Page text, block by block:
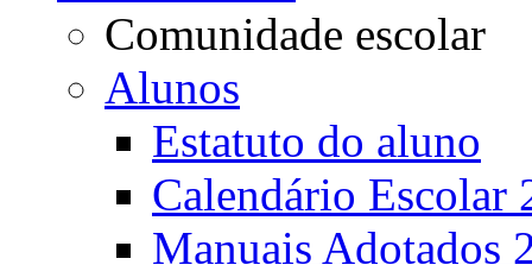
Comunidade escolar
Alunos
Estatuto do aluno
Calendário Escolar
Manuais Adotados